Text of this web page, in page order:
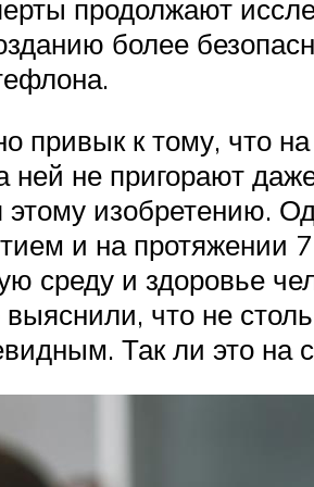
продолжают
более
привык к тому, что
ней не пригорают
этому изобретению.
и на протяжении
среду и здоровье
что не
Так ли это на